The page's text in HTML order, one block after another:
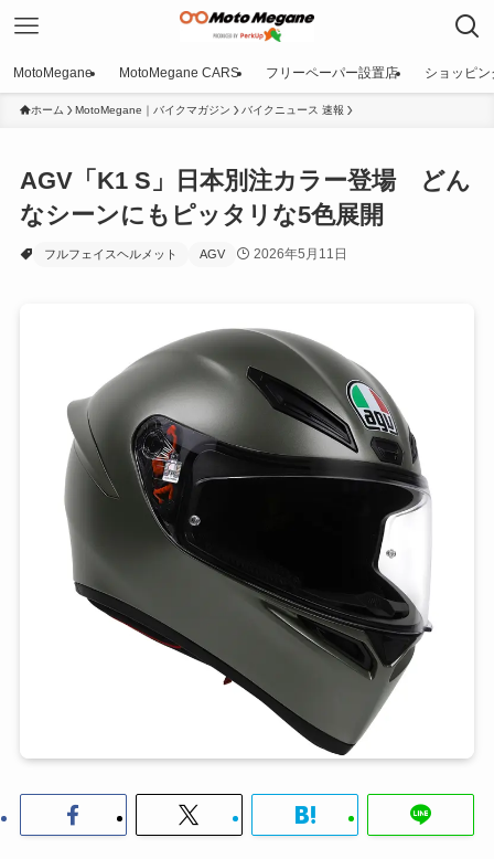
MotoMegane MotoMegane CARS フリーペーパー設置店 ショッピン
ホーム MotoMegane｜バイクマガジン バイクニュース 速報
AGV「K1 S」日本別注カラー登場 どん
なシーンにもピッタリな5色展開
フルフェイスヘルメット AGV 2026年5月11日